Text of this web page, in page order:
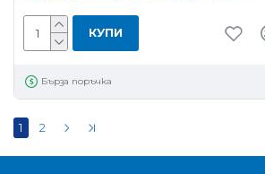
КУПИ
Бърза поръчка
1 2